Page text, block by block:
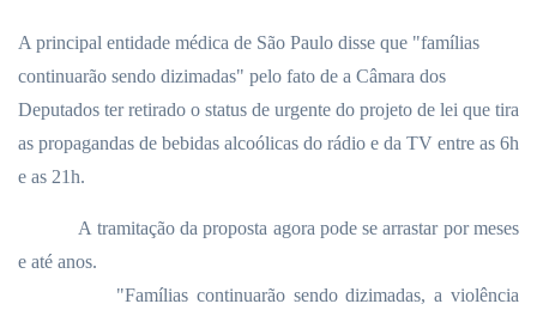
A principal entidade médica de São Paulo disse que "famílias
continuarão sendo dizimadas" pelo fato de a Câmara dos
Deputados ter retirado o status de urgente do projeto de lei que tira
as propagandas de bebidas alcoólicas do rádio e da TV entre as 6h
e as 21h.
A tramitação da proposta agora pode se arrastar por meses
e até anos.
"Famílias continuarão sendo dizimadas, a violência